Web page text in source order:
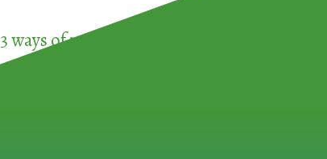
3 ways of participating in the